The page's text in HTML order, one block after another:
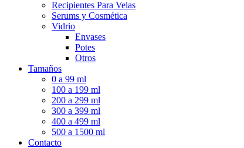
Recipientes Para Velas
Serums y Cosmética
Vidrio
Envases
Potes
Otros
Tamaños
0 a 99 ml
100 a 199 ml
200 a 299 ml
300 a 399 ml
400 a 499 ml
500 a 1500 ml
Contacto